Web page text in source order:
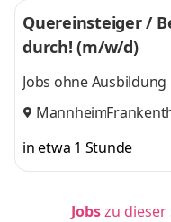
Quereinsteiger /
durch! (m/w/d)
Jobs ohne Ausbildung
Mannheim,
in etwa 1 Stunde
Jobszu dieser